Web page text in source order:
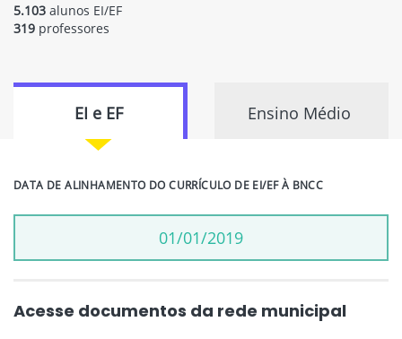
5.103 alunos EI/EF
319 professores
EI e EF Ensino Médio
DATA DE ALINHAMENTO DO CURRÍCULO DE EI/EF À BNCC
01/01/2019
Acesse documentos da rede municipal